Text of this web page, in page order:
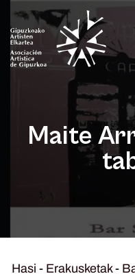
Maite
Hasi - Erakusketak-